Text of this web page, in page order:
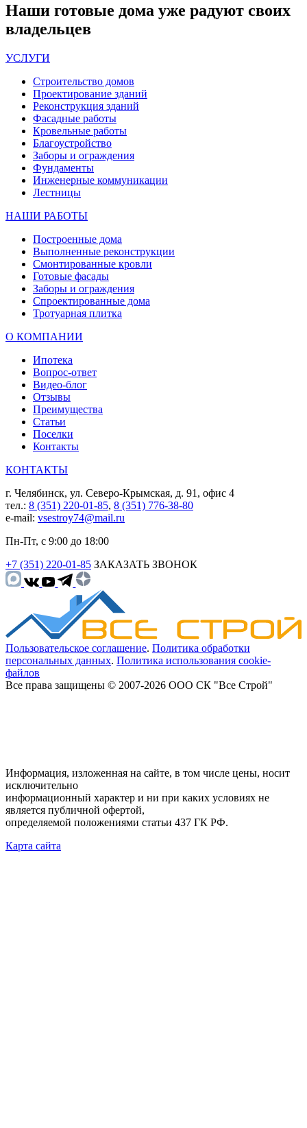
Наши готовые дома уже радуют своих
владельцев
УСЛУГИ
Строительство домов
Проектирование зданий
Реконструкция зданий
Фасадные работы
Кровельные работы
Благоустройство
Заборы и ограждения
Фундаменты
Инженерные коммуникации
Лестницы
НАШИ РАБОТЫ
Построенные дома
Выполненные реконструкции
Смонтированные кровли
Готовые фасады
Заборы и ограждения
Спроектированные дома
Тротуарная плитка
О КОМПАНИИ
Ипотека
Вопрос-ответ
Видео-блог
Отзывы
Преимущества
Статьи
Поселки
Контакты
КОНТАКТЫ
г. Челябинск, ул. Северо-Крымская, д. 91, офис 4
тел.: 8 (351) 220-01-85, 8 (351) 776-38-80
e-mail: vsestroy74@mail.ru
Пн-Пт, с 9:00 до 18:00
+7 (351) 220-01-85 ЗАКАЗАТЬ ЗВОНОК
Пользовательское соглашение. Политика обработки
персональных данных. Политика использования cookie-
файлов
Все права защищены © 2007-2026 ООО СК "Все Строй"
Информация, изложенная на сайте, в том числе цены, носит
исключительно
информационный характер и ни при каких условиях не
является публичной офертой,
определяемой положениями статьи 437 ГК РФ.
Карта сайта